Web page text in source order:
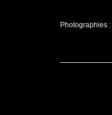
Photographies :